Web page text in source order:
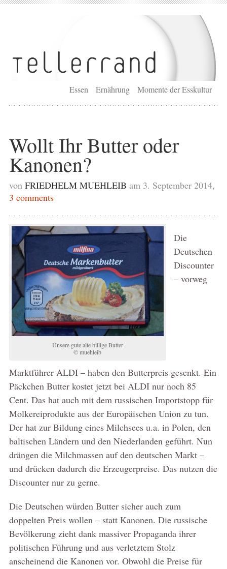
Essen Ernährung Momente der Esskultur
Wollt Ihr Butter oder
Kanonen?
von FRIEDHELM MUEHLEIB am 3. September 2014,
3 comments
Unsere gute alte billige Butter
© muehleib
Die
Deutschen
Discounter
– vorweg
Marktführer ALDI – haben den Butterpreis gesenkt. Ein
Päckchen Butter kostet jetzt bei ALDI nur noch 85
Cent. Das hat auch mit dem russischen Importstopp für
Molkereiprodukte aus der Europäischen Union zu tun.
Der hat zur Bildung eines Milchsees u.a. in Polen, den
baltischen Ländern und den Niederlanden geführt. Nun
drängen die Milchmassen auf den deutschen Markt –
und drücken dadurch die Erzeugerpreise. Das nutzen die
Discounter nur zu gerne.
Die Deutschen würden Butter sicher auch zum
doppelten Preis wollen – statt Kanonen. Die russische
Bevölkerung zieht dank massiver Propaganda ihrer
politischen Führung und aus verletztem Stolz
anscheinend die Kanonen vor. Obwohl die Preise für